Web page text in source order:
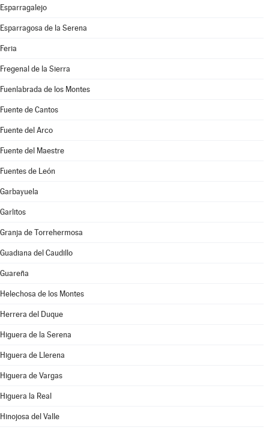
Esparragalejo
Esparragosa de la Serena
Feria
Fregenal de la Sierra
Fuenlabrada de los Montes
Fuente de Cantos
Fuente del Arco
Fuente del Maestre
Fuentes de León
Garbayuela
Garlitos
Granja de Torrehermosa
Guadiana del Caudillo
Guareña
Helechosa de los Montes
Herrera del Duque
Higuera de la Serena
Higuera de Llerena
Higuera de Vargas
Higuera la Real
Hinojosa del Valle